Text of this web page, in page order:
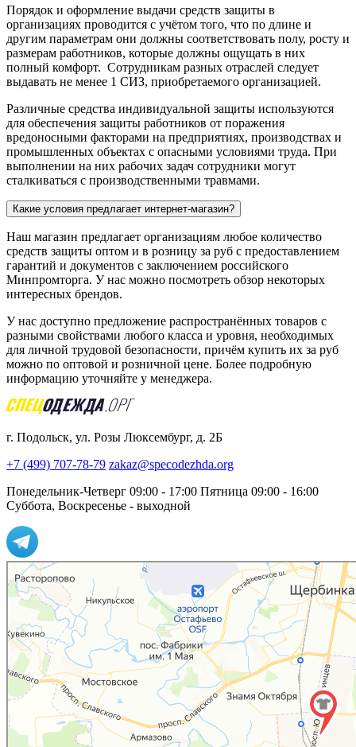
Порядок и оформление выдачи средств защиты в
организациях проводится с учётом того, что по длине и
другим параметрам они должны соответствовать полу, росту и
размерам работников, которые должны ощущать в них
полный комфорт. Сотрудникам разных отраслей следует
выдавать не менее 1 СИЗ, приобретаемого организацией.
Различные средства индивидуальной защиты используются
для обеспечения защиты работников от поражения
вредоносными факторами на предприятиях, производствах и
промышленных объектах с опасными условиями труда. При
выполнении на них рабочих задач сотрудники могут
сталкиваться с производственными травмами.
Какие условия предлагает интернет-магазин?
Наш магазин предлагает организациям любое количество
средств защиты оптом и в розницу за руб с предоставлением
гарантий и документов с заключением российского
Минпромторга. У нас можно посмотреть обзор некоторых
интересных брендов.
У нас доступно предложение распространённых товаров с
разными свойствами любого класса и уровня, необходимых
для личной трудовой безопасности, причём купить их за руб
можно по оптовой и розничной цене. Более подробную
информацию уточняйте у менеджера.
г. Подольск, ул. Розы Люксембург, д. 2Б
+7 (499) 707-78-79 zakaz@specodezhda.org
Понедельник-Четверг 09:00 - 17:00 Пятница 09:00 - 16:00
Суббота, Воскресенье - выходной